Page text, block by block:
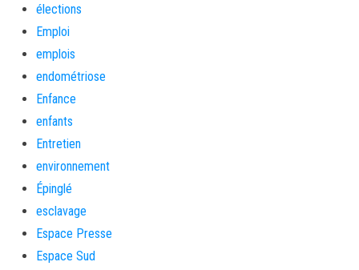
élections
Emploi
emplois
endométriose
Enfance
enfants
Entretien
environnement
Épinglé
esclavage
Espace Presse
Espace Sud